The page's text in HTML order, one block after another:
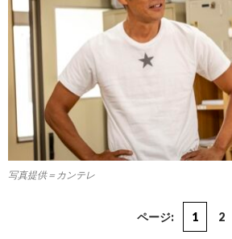
写真提供＝カンテレ
ページ: 1 2